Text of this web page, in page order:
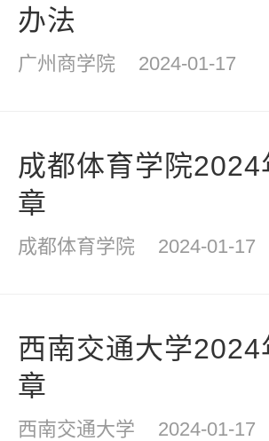
办法
广州商学院 2024-01-17
成都体育学院
章
成都体育学院 2024-01-17
西南交通大学
章
西南交通大学 2024-01-17